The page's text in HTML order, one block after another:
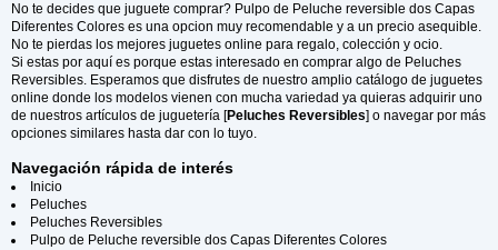
No te decides que juguete comprar? Pulpo de Peluche reversible dos Capas
Diferentes Colores es una opcion muy recomendable y a un precio asequible.
No te pierdas los mejores juguetes online para regalo, colección y ocio.
Si estas por aquí es porque estas interesado en comprar algo de Peluches
Reversibles. Esperamos que disfrutes de nuestro amplio catálogo de juguetes
online donde los modelos vienen con mucha variedad ya quieras adquirir uno
de nuestros artículos de juguetería [Peluches Reversibles] o navegar por más
opciones similares hasta dar con lo tuyo.
Navegación rápida de interés
Inicio
Peluches
Peluches Reversibles
Pulpo de Peluche reversible dos Capas Diferentes Colores